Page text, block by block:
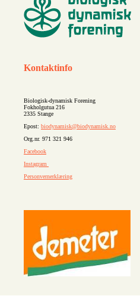
Kontaktinfo
Biologisk-dynamisk Forening
Fokholgutua 216
2335 Stange
Epost: biodynamisk@biodynamisk.no
Org.nr. 971 321 946
Facebook
Instagram
Personvernerklæring